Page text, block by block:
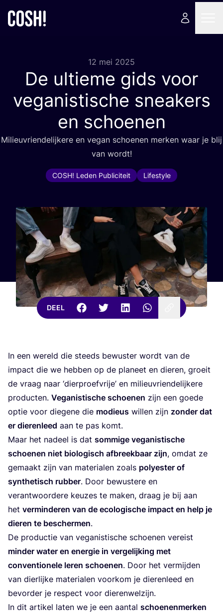
12 mei 2025
De ultieme gids voor
veganistische sneakers
en schoenen
Mili­eu­vrien­de­lij­ke­re en vegan schoe­nen mer­ken waar je blij
van wordt!
COSH! Leden Publiciteit Lifestyle
DEEL
In een wereld die steeds bewus­ter wordt van de
impact die we heb­ben op de pla­neet en die­ren, groeit
de vraag naar ‘dier­proef­vrije’ en mili­eu­vrien­de­lij­ke­re
pro­duc­ten. Vega­nis­ti­sche schoe­nen zijn een goe­de
optie voor die­ge­ne die modi­eus wil­len zijn zon­der dat
er die­ren­leed aan te pas komt.
Maar het nadeel is dat som­mi­ge vega­nis­ti­sche
schoe­nen niet bio­lo­gisch afbreek­baar zijn, omdat ze
gemaakt zijn van mate­ri­a­len zoals poly­es­ter of
syn­the­tisch rub­ber. Door bewus­te­re en
ver­ant­woor­de­re keu­zes te maken, draag je bij aan
het ver­min­de­ren van de eco­lo­gi­sche impact en help je
die­ren te bescher­men.
De pro­duc­tie van vega­nis­ti­sche schoe­nen ver­eist
min­der water en ener­gie in ver­ge­lij­king met
con­ven­ti­o­ne­le leren schoe­nen. Door het ver­mij­den
van dier­lij­ke mate­ri­a­len voor­kom je die­ren­leed en
bevor­der je res­pect voor dierenwelzijn.
In dit arti­kel laten we je een aan­tal schoe­nen­mer­ken